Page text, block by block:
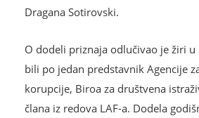
Dragana Sotirovski.
O dodeli priznaja odlučivao je žiri u
bili po jedan predstavnik Agencije
korupcije, Biroa za društvena
člana iz redova LAF-a. Dodela